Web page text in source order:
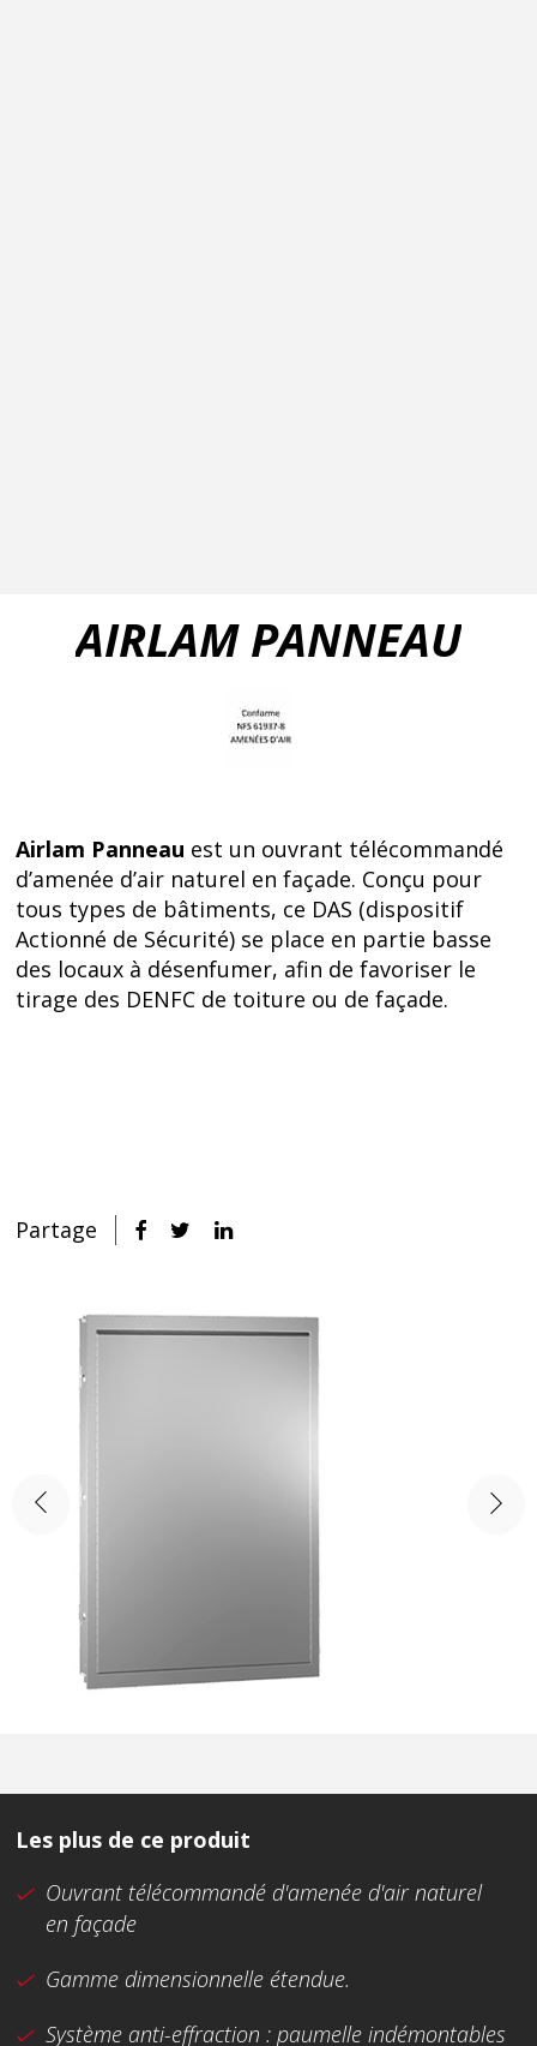
AIRLAM PANNEAU
Airlam Panneau est un ouvrant télécommandé
d’amenée d’air naturel en façade. Conçu pour
tous types de bâtiments, ce DAS (dispositif
Actionné de Sécurité) se place en partie basse
des locaux à désenfumer, afin de favoriser le
tirage des DENFC de toiture ou de façade.
Partage
Les plus de ce produit
Ouvrant télécommandé d'amenée d'air naturel
en façade
Gamme dimensionnelle étendue.
Système anti-effraction : paumelle indémontables